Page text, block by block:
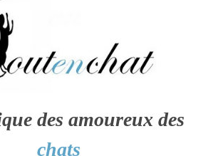
des amoureux des
chats